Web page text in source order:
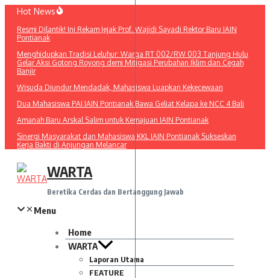
Lewati
konten
Hot News
Resmi Dilantik! Ini Rekam Jejak Prof. Wajidi Sayadi Rektor Baru IAIN
Pontianak
Menghidupkan Tradisi Leluhur: Warga RT 002/RW 003 Tanjung Hulu
Gelar Aksi Gotong Royong demi Mitigasi Perubahan Iklim dan Cegah
Banjir
Wisuda Diundur Mendadak, Mahasiswa Luapkan Kekecewaan
Dua Mahasiswa PAI IAIN Pontianak Bawa Geliat Kelapa ke NCC 4 Bali
Amanah Baru Arskal Salim untuk Kemajuan IAIN Pontianak
Sinergi Masyarakat dan Mahasiswa KKL IAIN Pontianak Sukseskan
Kerja Bakti di Anjungan Melancar
WARTA
Beretika Cerdas dan Bertanggung Jawab
Menu
Home
WARTA
Laporan Utama
FEATURE